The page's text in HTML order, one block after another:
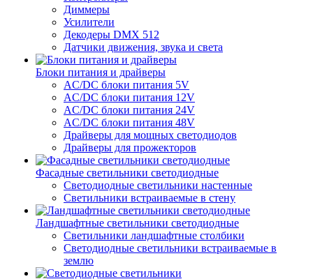
Диммеры
Усилители
Декодеры DMX 512
Датчики движения, звука и света
Блоки питания и драйверы
AC/DC блоки питания 5V
AC/DC блоки питания 12V
AC/DC блоки питания 24V
AC/DC блоки питания 48V
Драйверы для мощных светодиодов
Драйверы для прожекторов
Фасадные светильники светодиодные
Светодиодные светильники настенные
Светильники встраиваемые в стену
Ландшафтные светильники светодиодные
Светильники ландшафтные столбики
Светодиодные светильники встраиваемые в
землю